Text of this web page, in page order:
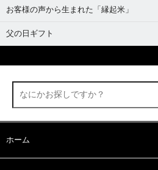
お客様の声から生まれた「縁起米」
父の日ギフト
ホーム